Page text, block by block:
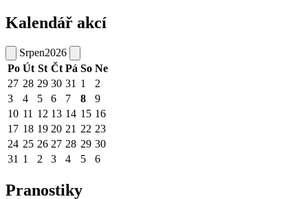
Kalendář akcí
Srpen2026
Po Út St Čt Pá So Ne
27 28 29 30 31 1
2
3
4 5 6 7 8
9
10 11 12 13 14 15 16
17 18 19 20 21 22 23
24 25 26 27 28 29 30
31 1 2 3 4 5 6
Pranostiky